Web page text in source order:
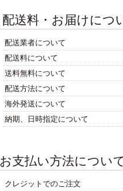
配送料・お届けにつ
配送業者について
配送料について
送料無料について
配送方法について
海外発送について
納期、日時指定について
お支払い方法につい
クレジットでのご注文